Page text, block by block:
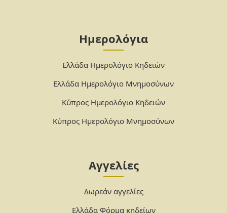
Ημερολόγια
Ελλάδα Ημερολόγιο Κηδειών
Ελλάδα Ημερολόγιο Μνημοσύνων
Κύπρος Ημερολόγιο Κηδειών
Κύπρος Ημερολόγιο Μνημοσύνων
Αγγελίες
Δωρεάν αγγελίες
Ελλάδα Φόρμα κηδείων